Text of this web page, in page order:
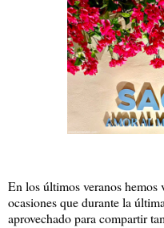
En los últimos veranos hemos
ocasiones que durante la
aprovechado para compartir